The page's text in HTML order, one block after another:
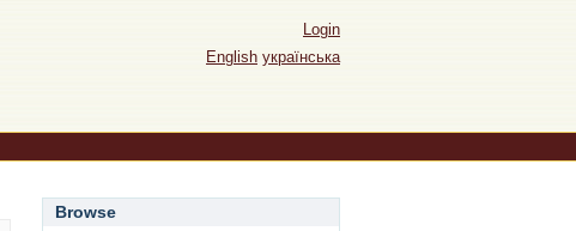
Login
English українська
Browse